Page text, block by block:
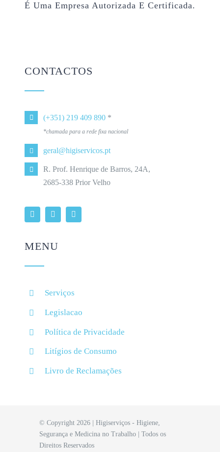
É Uma Empresa Autorizada E Certificada.
CONTACTOS
(+351) 219 409 890 *
*chamada para a rede fixa nacional
geral@higiservicos.pt
R. Prof. Henrique de Barros, 24A,
2685-338 Prior Velho
MENU
Serviços
Legislacao
Política de Privacidade
Litígios de Consumo
Livro de Reclamações
© Copyright 2026 | Higiserviços - Higiene,
Segurança e Medicina no Trabalho | Todos os
Direitos Reservados